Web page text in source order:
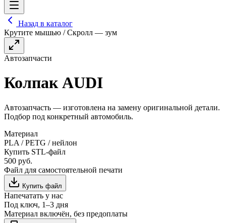
Назад в каталог
Крутите мышью / Скролл — зум
Автозапчасти
Колпак AUDI
Автозапчасть — изготовлена на замену оригинальной детали.
Подбор под конкретный автомобиль.
Материал
PLA / PETG / нейлон
Купить STL-файл
500 руб.
Файл для самостоятельной печати
Купить файл
Напечатать у нас
Под ключ, 1–3 дня
Материал включён, без предоплаты